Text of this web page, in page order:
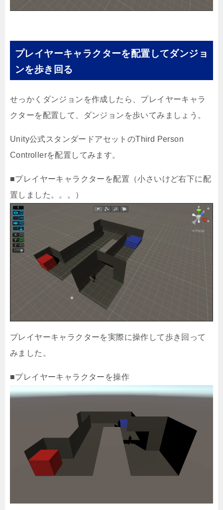
プレイヤーキャラクターを配置してダンジョ
ンを歩き回る
せっかくダンジョンを作成したら、プレイヤーキャラ
クターを配置して、ダンジョンを歩いてみましょう。
Unity公式スタンダードアセットのThird Person
Controllerを配置してみます。
■プレイヤーキャラクターを配置（小さいけど右下に配
置しました。。。）
プレイヤーキャラクターを実際に操作して歩き回って
みました。
■プレイヤーキャラクターを操作